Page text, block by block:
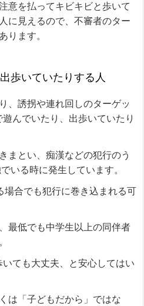
意を払ってキビキビと歩いて
に見えるので、不審者のター
ります。
歩いていたりする人
、誘拐や連れ回しのターゲッ
んでいたり、出歩いていたり
まとい、痴漢などの犯行のう
いる時に発生しています。
場合でも犯行に巻き込まれる可
最低でも中学生以上の同伴者
ても大丈夫、と安心してはい
は「子どもだから」ではな